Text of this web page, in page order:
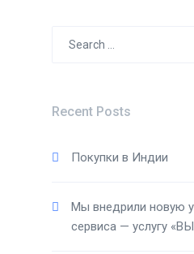
Recent Posts
Покупки в Индии
Мы внедрили новую
сервиса — услугу